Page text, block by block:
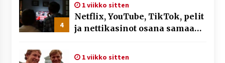
4
1 viikko sitten
Netflix, YouTube, TikTok, pelit
ja nettikasinot osana samaa
1 viikko sitten